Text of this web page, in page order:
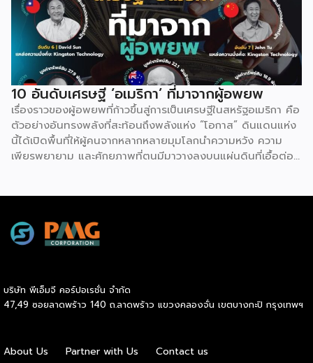
อุปสงค์จากผู้ชมสูงอย่างต่อเนื่อง เปิดโอกาสให้ครีเอเตอร์ดึงจุด
เด่น และมุมมองเฉพาะตัวมาสร้าง Niche Content ที่แตกต่างได้
เสมอ เรื่องอื่นๆ ที่น่าสนใจ “ฮลุน โซโล่” จากเด็กกำพร้า
ทำงานโรงงานวันละ 300 สู่ยูทูบเบอร์แบกเป้เที่ยวรอบโลก
10 อันดับเศรษฐี ‘อเมริกา’ ที่มาจากผู้อพยพ
เรื่องราวของผู้อพยพที่ก้าวขึ้นสู่การเป็นเศรษฐีในสหรัฐอเมริกา คือ
ตัวอย่างอันทรงพลังที่สะท้อนถึงพลังแห่ง “โอกาส” ดินแดนแห่ง
นี้ได้เปิดพื้นที่ให้ผู้คนจากหลากหลายมุมโลกนำความหวัง ความ
เพียรพยายาม และศักยภาพที่ตนมีมาวางลงบนแผ่นดินที่เอื้อต่อ
ข้อจำกัดเดิม ความสำเร็จของพวกเขามิได้เกิดจากโชคช่วย แต่เกิด
จากการที่โอกาสอันเท่าเทียมมาบรรจบกับความมุ่งมั่นที่ไม่ยอมแพ้
บริษัท พีเอ็มจี คอร์ปอเรชั่น จำกัด
47,49 ซอยลาดพร้าว 140 ถ.ลาดพร้าว แขวงคลองจั่น เขตบางกะปิ กรุงเทพฯ
About Us Partner with Us Contact us